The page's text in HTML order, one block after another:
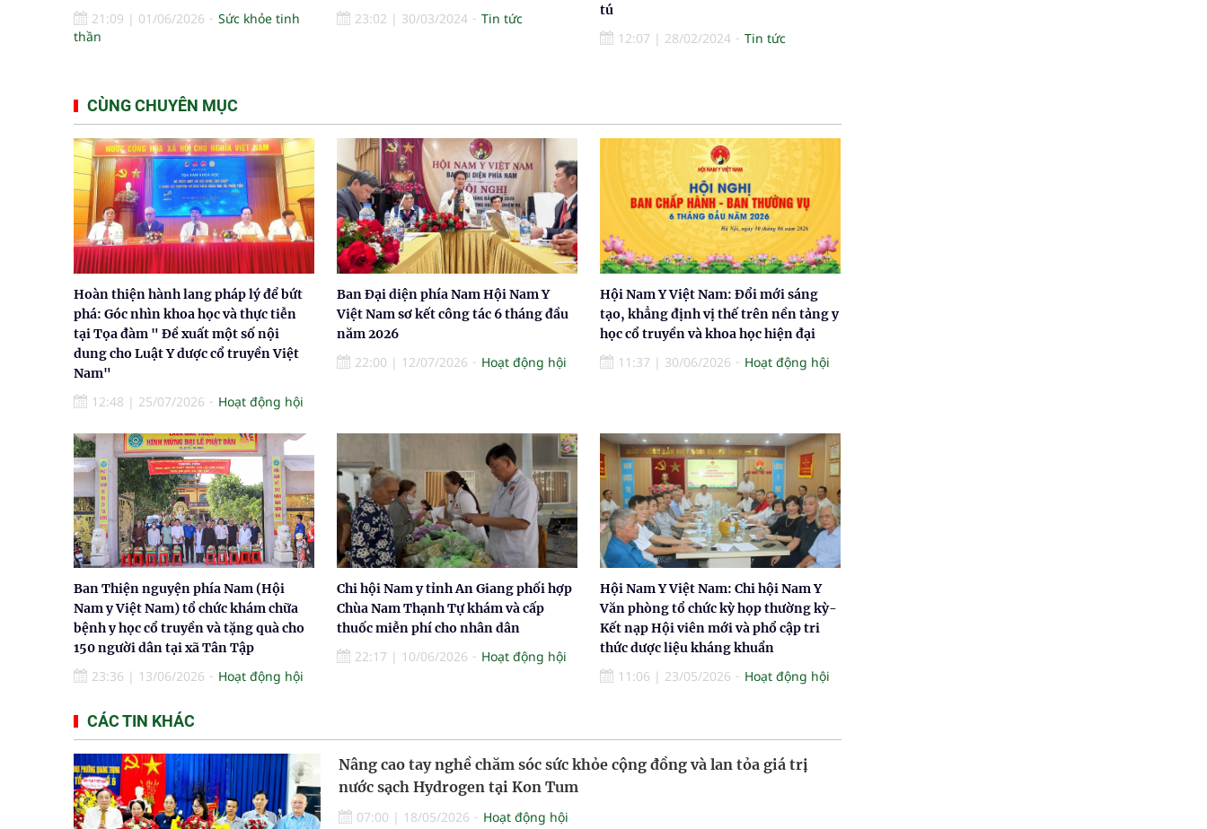
21:09 | 01/06/2026
Sức khỏe tinh
thần
23:02 | 30/03/2024 Tin tức
tú
12:07 | 28/02/2024 Tin tức
CÙNG CHUYÊN MỤC
Hoàn thiện hành lang pháp lý để bứt
phá: Góc nhìn khoa học và thực tiễn
tại Tọa đàm " Đề xuất một số nội
dung cho Luật Y dược cổ truyền Việt
Nam"
12:48 | 25/07/2026 Hoạt động hội
Ban Đại diện phía Nam Hội Nam Y
Việt Nam sơ kết công tác 6 tháng đầu
năm 2026
22:00 | 12/07/2026 Hoạt động hội
Hội Nam Y Việt Nam: Đổi mới sáng
tạo, khẳng định vị thế trên nền tảng y
học cổ truyền và khoa học hiện đại
11:37 | 30/06/2026 Hoạt động hội
Ban Thiện nguyện phía Nam (Hội
Nam y Việt Nam) tổ chức khám chữa
bệnh y học cổ truyền và tặng quà cho
150 người dân tại xã Tân Tập
23:36 | 13/06/2026 Hoạt động hội
Chi hội Nam y tỉnh An Giang phối hợp
Chùa Nam Thạnh Tự khám và cấp
thuốc miễn phí cho nhân dân
22:17 | 10/06/2026 Hoạt động hội
Hội Nam Y Việt Nam: Chi hội Nam Y
Văn phòng tổ chức kỳ họp thường kỳ-
Kết nạp Hội viên mới và phổ cập tri
thức dược liệu kháng khuẩn
11:06 | 23/05/2026 Hoạt động hội
CÁC TIN KHÁC
Nâng cao tay nghề chăm sóc sức khỏe cộng đồng và lan tỏa giá trị
nước sạch Hydrogen tại Kon Tum
07:00 | 18/05/2026 Hoạt động hội